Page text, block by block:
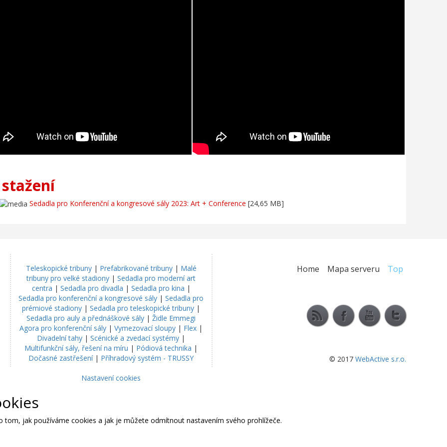
Sedadla pro Konferenční a kongresové sály 2023: Art + Conference [24,65 MB]
Teleskopické tribuny| Prefabrikované tribuny| Malé
tribuny pro velké stadiony |Sedadla pro moderní art
centra | Sedadla pro divadla | Sedadla pro kina |
Sedadla pro konferenční a kongresové sály |Sedadla pro
prémiové stadiony |Sedadla pro teleskopické tribuny |
Sedadla pro auly a přednáškové sály |Židle Emmegi
Agora pro konferenční sály |Vymezovací sloupy | Flex |
Divadelní tahy |Scénické a zvedací systémy |
Multifunkční sály, řešení na míru | Pódiová technika |
Dočasné zastřešení| Příhradový systém - TRUSSY
Nastavení cookies
Home Mapa serveru Top
© 2017 WebActive s.r.o.
jak používáme cookies a jak je můžete odmítnout nastavením svého prohlížeče.